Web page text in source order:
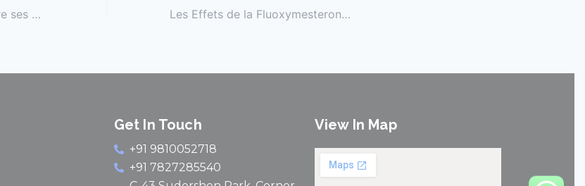
Drostanolone : Comprendre ses effets Les Effets de la Fluoxymesterone : Ce Que Vous Devez Savoir
Get In Touch
+91 9810052718
+91 7827285540
View In Map